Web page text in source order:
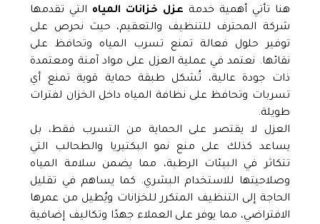
هنا تأتي أهمية خدمة عزل خزانات المياه التي تقدمها
شركة المحترف للتنظيف والتعقيم، حيث نحرص على
توفير حلول فعالة تمنع تسرب المياه وتحافظ على
نقائها. نعتمد في عملية العزل على مواد آمنة ومعتمدة
ذات جودة عالية، تُشكل طبقة حماية قوية تمنع أي
تسربات وتحافظ على نظافة المياه داخل الخزان لفترات
طويلة.
العزل لا يقتصر على الحماية من التسرب فقط، بل
يساعد كذلك على منع نمو البكتيريا والطحالب التي
تتكاثر في البيئات الرطبة، مما يضمن سلامة المياه
وصلاحيتها للاستخدام البشري. كما يساهم في تقليل
الحاجة إلى التنظيف المتكرر للخزانات ويُطيل من عمرها
الافتراضي، مما يوفر على العملاء جهدًا وتكاليف إضافية